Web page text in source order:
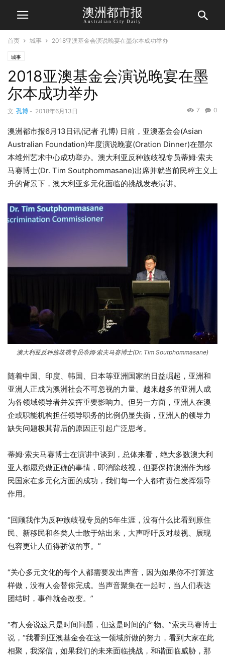
澳洲都市报
Australian City Daily
首页 城事 2018亚澳基金会演说晚宴在墨尔本成功举办
城事
2018亚澳基金会演说晚宴在墨
尔本成功举办
文 孔博 - 2018年6月13日 0
7
澳洲都市报6月13日讯(记者 孔博) 日前，亚澳基金会(Asian
Australian Foundation)年度演说晚宴(Oration Dinner)在墨尔
本维州艺术中心成功举办。澳大利亚反种族歧视专员蒂姆·索夫
马赛博士(Dr. Tim Soutphommasane)出席并就当前民粹主义上
升的背景下，澳大利亚多元化面临的挑战发表演讲。
澳大利亚反种族歧视专员蒂姆·索夫马赛博士(Dr. Tim Soutphommasane)
随着中国、印度、韩国、日本等亚洲国家的日益崛起，亚洲和
亚洲人正成为澳洲社会不可忽视的力量。越来越多的亚洲人成
为各领域领导者并发挥重要影响力。但另一方面，亚洲人在澳
企或职能机构担任领导职务的比例仍显失衡，亚洲人的领导力
缺失问题极其背后的原因正引起广泛思考。
蒂姆·索夫马赛博士在演讲中谈到，总体来看，绝大多数澳大利
亚人都愿意做正确的事情，即消除歧视，但要保持澳洲作为移
民国家在多元化方面的成功，我们每一个人都有责任发挥领导
作用。
“回顾我作为反种族歧视专员的5年生涯，没有什么比看到原住
民、新移民和各类人士敢于站出来，大声呼吁反对歧视、展现
包容更让人值得骄傲的事。”
“关心多元文化的每个人都需要发出声音，因为如果你不打算这
样做，没有人会替你完成。当声音聚集在一起时，当人们表达
团结时，事件就会改变。”
“有人会说这只是时间问题，但这是时间的产物。”索夫马赛博士
说，“我看到亚澳基金会在这一领域所做的努力，看到大家在此
相聚，我深信，如果我们的未来面临挑战，和谐面临威胁，那